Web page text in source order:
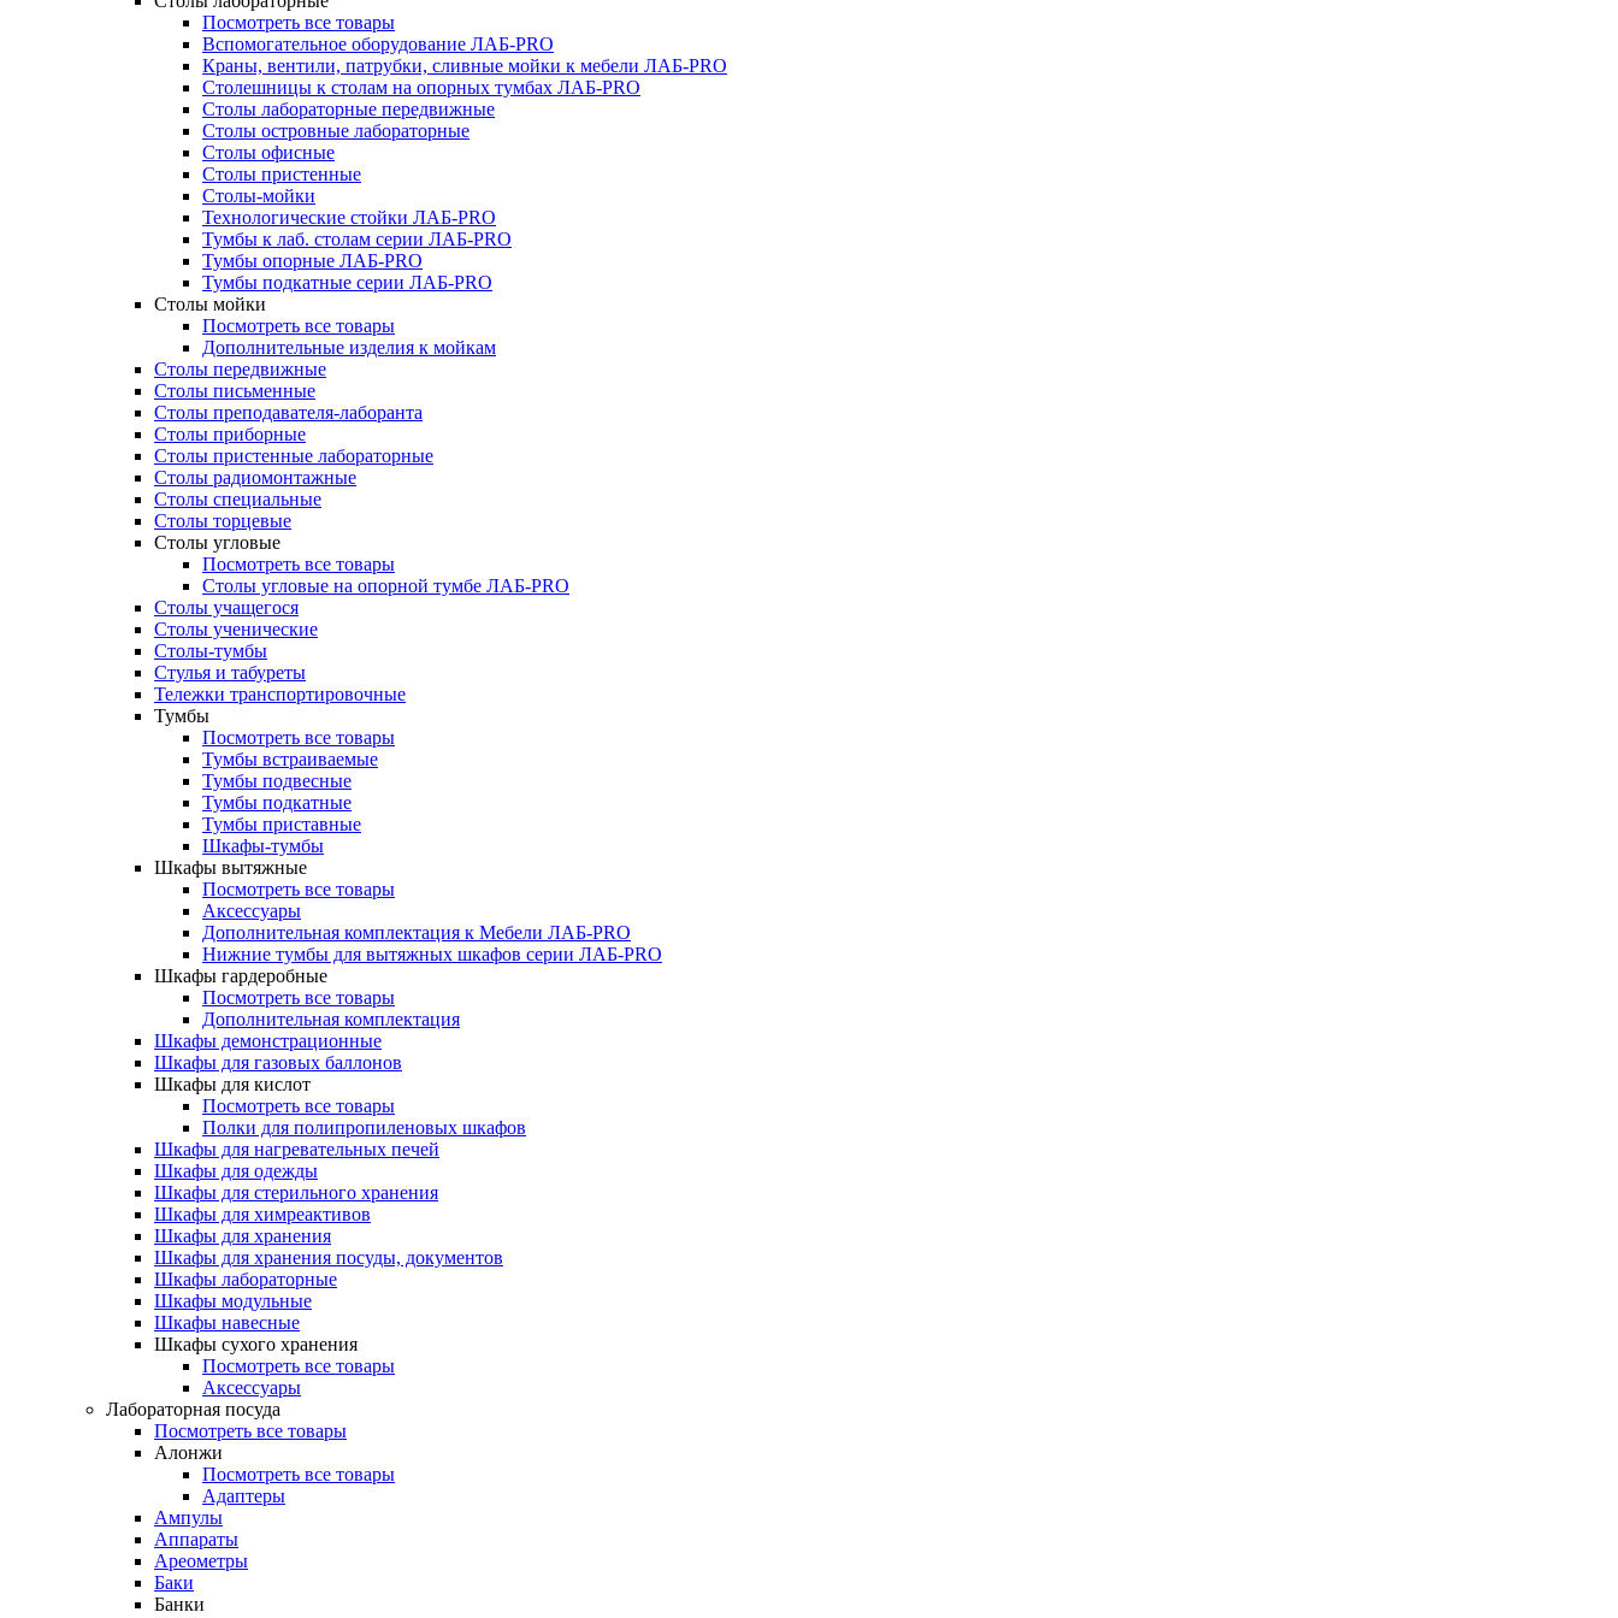
Посмотреть все товары
Вспомогательное оборудование ЛАБ-PRO
Краны, вентили, патрубки, сливные мойки к мебели ЛАБ-PRO
Столешницы к столам на опорных тумбах ЛАБ-PRO
Столы лабораторные передвижные
Столы островные лабораторные
Столы офисные
Столы пристенные
Столы-мойки
Технологические стойки ЛАБ-PRO
Тумбы к лаб. столам серии ЛАБ-PRO
Тумбы опорные ЛАБ-PRO
Тумбы подкатные серии ЛАБ-PRO
Столы мойки
Посмотреть все товары
Дополнительные изделия к мойкам
Столы передвижные
Столы письменные
Столы преподавателя-лаборанта
Столы приборные
Столы пристенные лабораторные
Столы радиомонтажные
Столы специальные
Столы торцевые
Столы угловые
Посмотреть все товары
Столы угловые на опорной тумбе ЛАБ-PRO
Столы учащегося
Столы ученические
Столы-тумбы
Стулья и табуреты
Тележки транспортировочные
Тумбы
Посмотреть все товары
Тумбы встраиваемые
Тумбы подвесные
Тумбы подкатные
Тумбы приставные
Шкафы-тумбы
Шкафы вытяжные
Посмотреть все товары
Аксессуары
Дополнительная комплектация к Мебели ЛАБ-PRO
Нижние тумбы для вытяжных шкафов серии ЛАБ-PRO
Шкафы гардеробные
Посмотреть все товары
Дополнительная комплектация
Шкафы демонстрационные
Шкафы для газовых баллонов
Шкафы для кислот
Посмотреть все товары
Полки для полипропиленовых шкафов
Шкафы для нагревательных печей
Шкафы для одежды
Шкафы для стерильного хранения
Шкафы для химреактивов
Шкафы для хранения
Шкафы для хранения посуды, документов
Шкафы лабораторные
Шкафы модульные
Шкафы навесные
Шкафы сухого хранения
Посмотреть все товары
Аксессуары
Лабораторная посуда
Посмотреть все товары
Алонжи
Посмотреть все товары
Адаптеры
Ампулы
Аппараты
Ареометры
Баки
Банки